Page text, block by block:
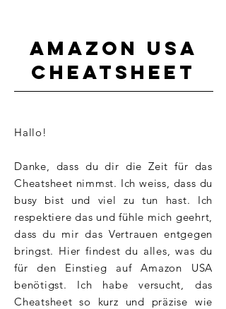
Amazon USA
Cheatsheet
Hallo!
Danke, dass du dir die Zeit für das
Cheatsheet nimmst. Ich weiss, dass du
busy bist und viel zu tun hast. Ich
respektiere das und fühle mich geehrt,
dass du mir das Vertrauen entgegen
bringst. Hier findest du alles, was du
für den Einstieg auf Amazon USA
benötigst. Ich habe versucht, das
Cheatsheet so kurz und präzise wie